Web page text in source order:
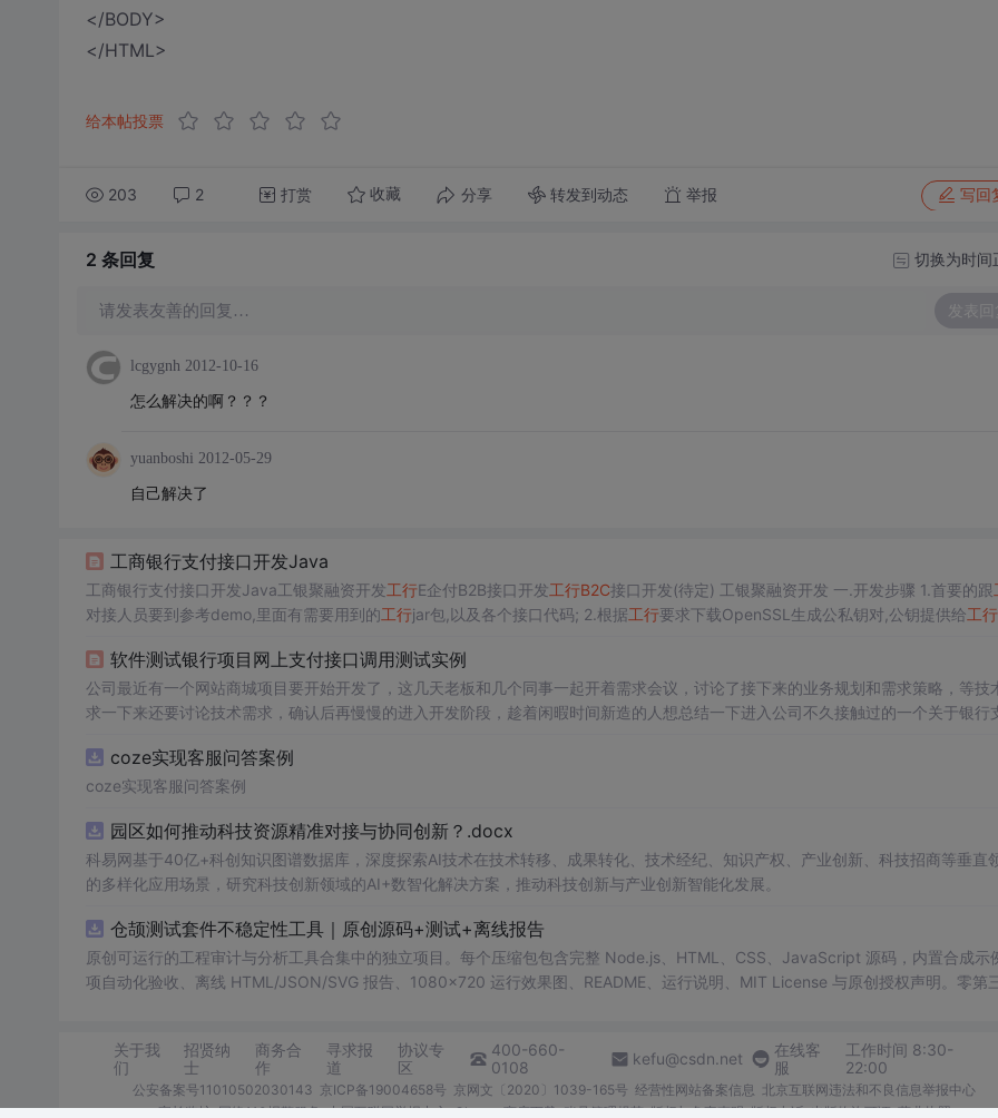
</BODY>
</HTML>
给本帖投票
203 2 打赏 收藏 分享 转发到动态 举报 写回
2 条回复 切换为时间
请发表友善的回复… 发表回
lcgygnh 2012-10-16
怎么解决的啊？？？
yuanboshi 2012-05-29
自己解决了
工商银行支付接口开发Java
工商银行支付接口开发Java工银聚融资开发工行E企付B2B接口开发工行B2C接口开发(待定) 工银聚融资开发 一.开发步骤 1.首要的跟
对接人员要到参考demo,里面有需要用到的工行jar包,以及各个接口代码; 2.根据工行要求下载OpenSSL生成公私钥对,公钥提供给工行
软件测试银行项目网上支付接口调用测试实例
公司最近有一个网站商城项目要开始开发了，这几天老板和几个同事一起开着需求会议，讨论了接下来的业务规划和需求策略，等技
求一下来还要讨论技术需求，确认后再慢慢的进入开发阶段，趁着闲暇时间新造的人想总结一下进入公司不久接触过的一个关于银行
coze实现客服问答案例
coze实现客服问答案例
园区如何推动科技资源精准对接与协同创新？.docx
科易网基于40亿+科创知识图谱数据库，深度探索AI技术在技术转移、成果转化、技术经纪、知识产权、产业创新、科技招商等垂直
的多样化应用场景，研究科技创新领域的AI+数智化解决方案，推动科技创新与产业创新智能化发展。
仓颉测试套件不稳定性工具｜原创源码+测试+离线报告
原创可运行的工程审计与分析工具合集中的独立项目。每个压缩包包含完整 Node.js、HTML、CSS、JavaScript 源码，内置合成示
项自动化验收、离线 HTML/JSON/SVG 报告、1080×720 运行效果图、README、运行说明、MIT License 与原创授权声明。零第
关于我
们
招贤纳
士
商务合
作
寻求报
道
协议专
区
400-660-
0108
kefu@csdn.net
在线客
服
工作时间 8:30-
22:00
公安备案号11010502030143 京ICP备19004658号 京网文〔2020〕1039-165号 经营性网站备案信息 北京互联网违法和不良信息举报中心
家长监护 网络110报警服务 中国互联网举报中心 Chrome商店下载 账号管理规范 版权与免责声明 版权申诉 出版物许可证 营业执照